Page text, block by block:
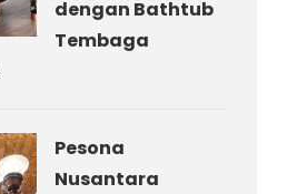
dengan Bathtub
Tembaga
Pesona
Nusantara